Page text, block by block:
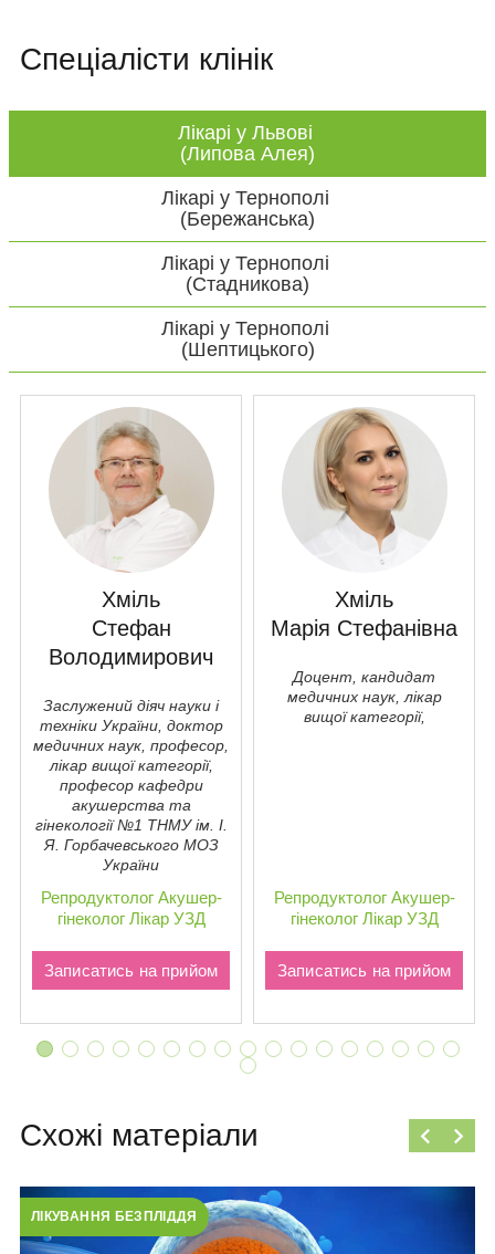
Спеціалісти клінік
Лікарі у Львові
(Липова Алея)
Лікарі у Тернополі
(Бережанська)
Лікарі у Тернополі
(Стадникова)
Лікарі у Тернополі
(Шептицького)
Хміль
Стефан
Володимирович
Заслужений діяч науки і
техніки України, доктор
медичних наук, професор,
лікар вищої категорії,
професор кафедри
акушерства та
гiнекології №1 ТНМУ ім. І.
Я. Горбачевського МОЗ
України
Репродуктолог Акушер-
гінеколог Лікар УЗД
Записатись на прийом
Хміль
Марія Стефанівна
Доцент, кандидат
медичних наук, лікар
вищої категорії,
Репродуктолог Акушер-
гінеколог Лікар УЗД
Записатись на прийом
Схожі матеріали
ЛІКУВАННЯ БЕЗПЛІДДЯ